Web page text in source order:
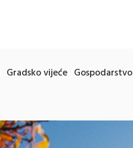
Gradsko vijeće Gospodarstvo